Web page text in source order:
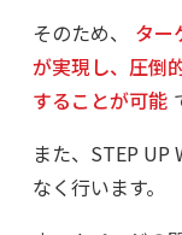
そのため、
ター
が実現し、圧倒
することが可能
また、STEP UP
なく行います。